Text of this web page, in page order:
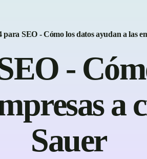
para SEO - Cómo los datos ayudan a las
-
a
Sauer